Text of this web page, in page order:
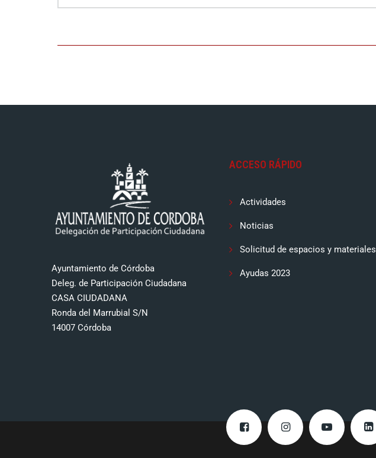
Ayuntamiento de Córdoba
Deleg. de Participación Ciudadana
CASA CIUDADANA
Ronda del Marrubial S/N
14007 Córdoba
ACCESO RÁPIDO
Actividades
Noticias
Solicitud de espacios y materiales
Ayudas 2023